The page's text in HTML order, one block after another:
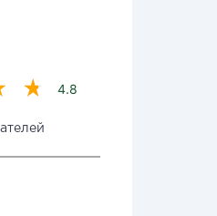
4.8